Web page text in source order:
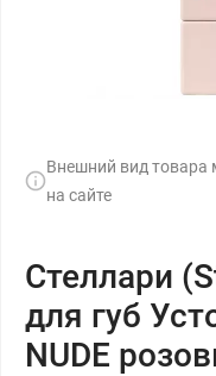
Внешний вид товара
на сайте
Стеллари
для губ
NUDE